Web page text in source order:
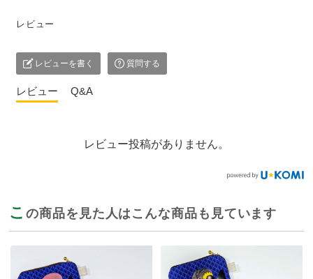
レビュー
レビューを書く 質問する
レビュー Q&A
レビュー投稿がありません。
この商品を見た人はこんな商品も見ています